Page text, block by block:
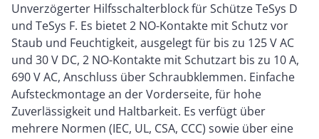
Unverzögerter Hilfsschalterblock für Schütze TeSys D
und TeSys F. Es bietet 2 NO-Kontakte mit Schutz vor
Staub und Feuchtigkeit, ausgelegt für bis zu 125 V AC
und 30 V DC, 2 NO-Kontakte mit Schutzart bis zu 10 A,
690 V AC, Anschluss über Schraubklemmen. Einfache
Aufsteckmontage an der Vorderseite, für hohe
Zuverlässigkeit und Haltbarkeit. Es verfügt über
mehrere Normen (IEC, UL, CSA, CCC) sowie über eine